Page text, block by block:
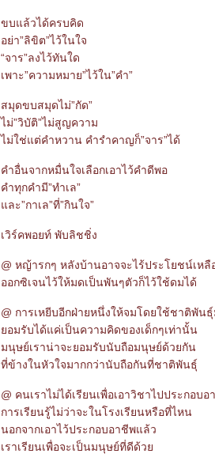
ขบแล้วได้ครบคิด
อย่า”ลิขิต”ไว้ในใจ
“จาร”ลงไว้ทันใด
เพาะ”ความหมาย”ไว้ใน”คำ”
สมุดขบสมุดไม่”กัด”
ไม่”วิบัติ”ไม่สูญความ
ไม่ใช่แต่คำหวาน คำรำคาญก็”จาร”ได้
คำอื่นจากหมื่นใจเลือกเอาไว้คำดีพอ
คำทุกคำมี”ทำเล”
ละ”กาเล”ที่”กินใจ”
เวิร์คพอยท์ พับลิชชิ่ง
@ หญ้ารกๆ หลังบ้านอาจจะไร้ประโยชน์เห
ออกซิเจนไว้ให้มดเป็นพันๆตัวก็ไว้ใช้ดมได้
@ การเหยีบอีกฝ่ายหนึ่งให้จมโดยใช้ชาติพัน
อมรับได้แค่เป็นความคิดของเด็กๆเท่านั้น
มนุษย์เราน่าจะยอมรับนับถือมนุษย์ด้วยกัน
ที่ข้างในหัวใจมากกว่านับถือกันที่ชาติพันธุ์
@ คนเราไม่ได้เรียนเพื่อเอาวิชาไปประกอบอ
การเรียนรู้ไม่ว่าจะในโรงเรียนหรือที่ไหน
นอกจากเอาไว้ประกอบอาชีพแล้ว
เราเรียนเพื่อจะเป็นมนุษย์ที่ดีด้ว